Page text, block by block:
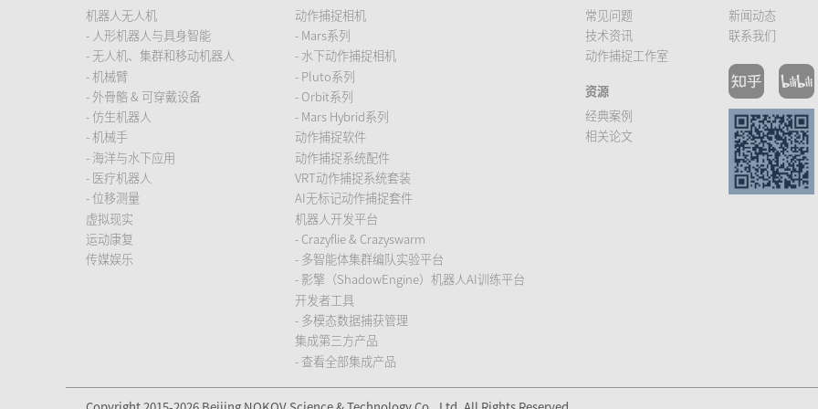
安徽省
福建省
江西省
河南省
湖南省
广东省
广西壮族自治区
甘肃省
机器人无人机
- 人形机器人与具身智能
- 无人机、集群和移动机器人
- 机械臂
- 外骨骼 & 可穿戴设备
- 仿生机器人
- 机械手
- 海洋与水下应用
- 医疗机器人
- 位移测量
虚拟现实
运动康复
传媒娱乐
动作捕捉相机
- Mars系列
- 水下动作捕捉相机
- Pluto系列
- Orbit系列
- Mars Hybrid系列
动作捕捉软件
动作捕捉系统配件
VRT动作捕捉系统套装
AI无标记动作捕捉套件
机器人开发平台
- Crazyflie & Crazyswarm
- 多智能体集群编队实验平台
- 影擎（ShadowEngine）机器人AI训练平台
开发者工具
- 多模态数据捕获管理
集成第三方产品
- 查看全部集成产品
常见问题
技术资讯
动作捕捉工作室
资源
经典案例
相关论文
新闻动态
联系我们